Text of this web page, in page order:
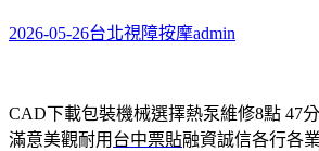
2026-05-26台北視障按摩admin
CAD下載包裝機械選擇熱泵維修8點 47
滿意美觀耐用 台中票貼融資誠信各行各